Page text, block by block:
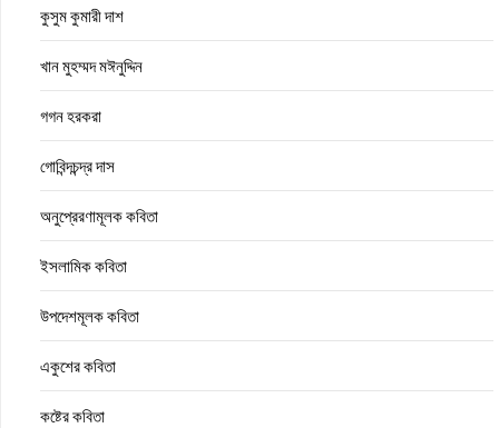
কুসুম কুমারী দাশ
খান মুহম্মদ মঈনুদ্দিন
গগন হরকরা
গোবিন্দচন্দ্র দাস
অনুপ্রেরণামূলক কবিতা
ইসলামিক কবিতা
উপদেশমূলক কবিতা
একুশের কবিতা
কষ্টের কবিতা